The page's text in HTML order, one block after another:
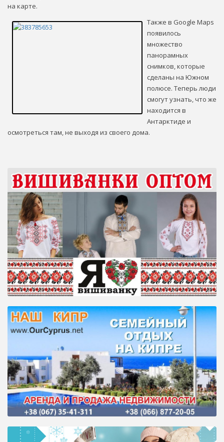
на карте.
Также в Google Maps
появилось
множество
панорамных
снимков, которые
сделаны на Южном
полюсе. Теперь люди
смогут узнать, что же
находится в
Антарктиде и
осмотреться там, не выходя из своего дома.